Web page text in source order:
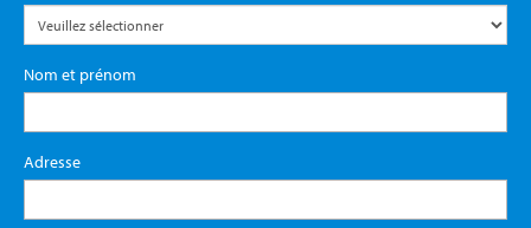
Nom et prénom
Adresse